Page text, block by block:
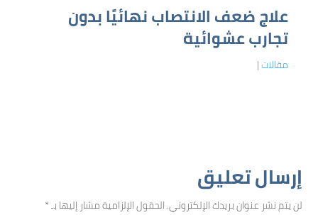
علاج ضعف الانتصاب نهائيًا بدون
تجارب عشوائية
|مقالات
إرسال تعليق
لن يتم نشر عنوان بريدك الإلكتروني.الحقول الإلزامية مشار إليها بـ*